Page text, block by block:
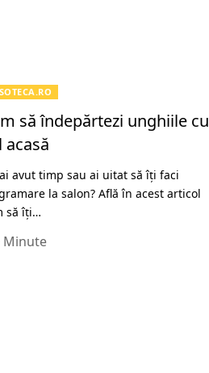
să îndepărtezi unghiile cu
acasă
avut timp sau ai uitat să îți faci
la salon? Află în acest articol
să îți…
Minute